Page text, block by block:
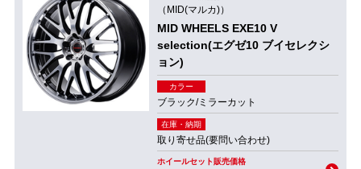
（MID(マルカ)）
MID WHEELS EXE10 V
selection(エグゼ10 ブイセレクシ
ョン)
カラー
ブラック/ミラーカット
在庫・納期
取り寄せ品(要問い合わせ)
ホイールセット販売価格